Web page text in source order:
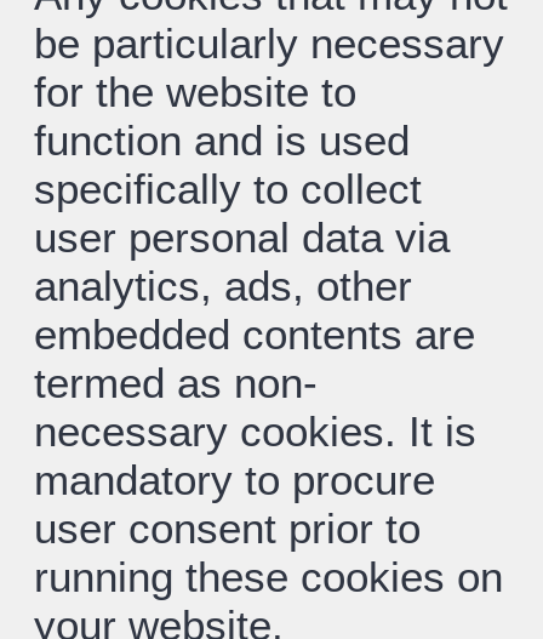
be particularly necessary
for the website to
function and is used
specifically to collect
user personal data via
analytics, ads, other
embedded contents are
termed as non-
necessary cookies. It is
mandatory to procure
user consent prior to
running these cookies on
your website.